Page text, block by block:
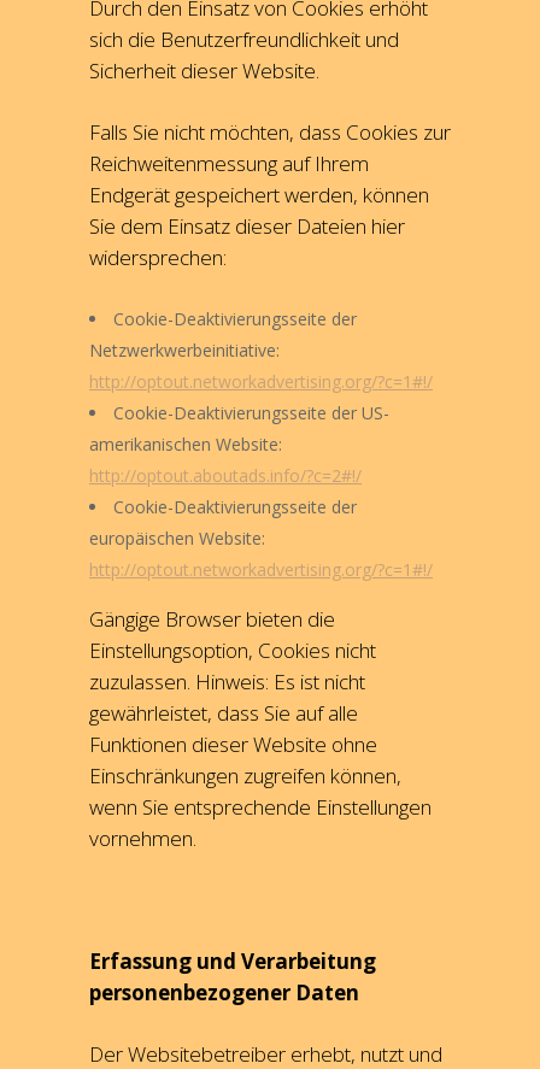
Durch den Einsatz von Cookies erhöht
sich die Benutzerfreundlichkeit und
Sicherheit dieser Website.
Falls Sie nicht möchten, dass Cookies zur
Reichweitenmessung auf Ihrem
Endgerät gespeichert werden, können
Sie dem Einsatz dieser Dateien hier
widersprechen:
Cookie-Deaktivierungsseite der
Netzwerkwerbeinitiative:
http://optout.networkadvertising.org/?c=1#!/
Cookie-Deaktivierungsseite der US-
amerikanischen Website:
http://optout.aboutads.info/?c=2#!/
Cookie-Deaktivierungsseite der
europäischen Website:
http://optout.networkadvertising.org/?c=1#!/
Gängige Browser bieten die
Einstellungsoption, Cookies nicht
zuzulassen. Hinweis: Es ist nicht
gewährleistet, dass Sie auf alle
Funktionen dieser Website ohne
Einschränkungen zugreifen können,
wenn Sie entsprechende Einstellungen
vornehmen.
Erfassung und Verarbeitung
personenbezogener Daten
Der Websitebetreiber erhebt, nutzt und